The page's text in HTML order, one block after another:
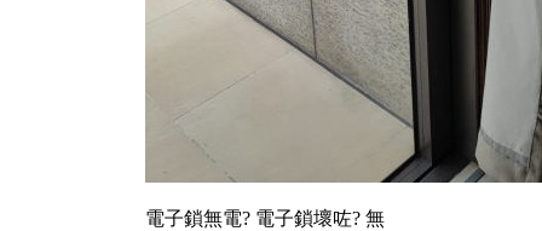
電子鎖無電? 電子鎖壞咗? 無